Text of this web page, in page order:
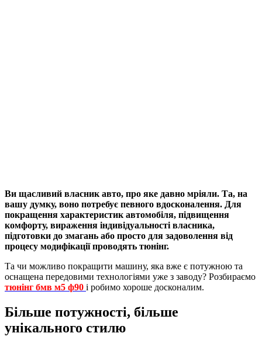
Ви щасливий власник авто, про яке давно мріяли. Та, на
вашу думку, воно потребує певного вдосконалення. Для
покращення характеристик автомобіля, підвищення
комфорту, вираження індивідуальності власника,
підготовки до змагань або просто для задоволення від
процесу модифікації проводять тюнінг.
Та чи можливо покращити машину, яка вже є потужною та
оснащена передовими технологіями уже з заводу? Розбираємо
тюнінг бмв м5 ф90 і робимо хороше досконалим.
Більше потужності, більше
унікального стилю